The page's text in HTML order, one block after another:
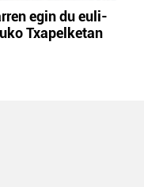
egin du euli-
Txapelketan